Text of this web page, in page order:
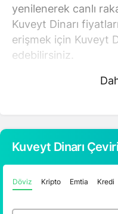
yenilenerek canlı
Kuveyt Dinarı
erişmek için Kuveyt
edebilirsiniz.
Kuveyt Dinarı
hacmi 0. Fiyatı son
göstermiştir..
Kuveyt Dinarı
Kuveyt Dinarı
Döviz Kripto Emtia Kredi